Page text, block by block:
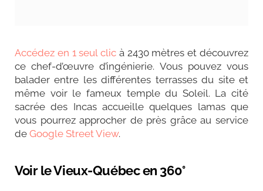
Accédez en 1 seul clic à 2430 mètres et découvrez
ce chef-d’œuvre d’ingénierie. Vous pouvez vous
balader entre les différentes terrasses du site et
même voir le fameux temple du Soleil. La cité
sacrée des Incas accueille quelques lamas que
vous pourrez approcher de près grâce au service
de Google Street View.
Voir le Vieux-Québec en 360°